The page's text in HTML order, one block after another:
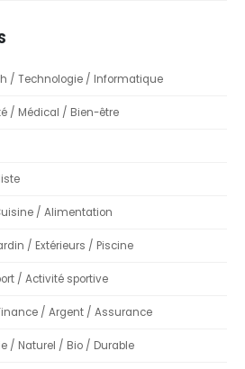
/ Technologie / Informatique
/ Médical / Bien-être
/ Alimentation
/ Extérieurs / Piscine
/ Activité sportive
/ Argent / Assurance
/ Naturel / Bio / Durable